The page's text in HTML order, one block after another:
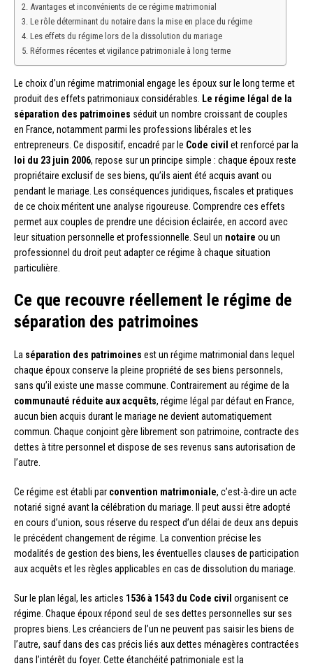
Avantages et inconvénients de ce régime matrimonial
Le rôle déterminant du notaire dans la mise en place du régime
Les effets du régime lors de la dissolution du mariage
Réformes récentes et vigilance patrimoniale à long terme
Le choix d’un régime matrimonial engage les époux sur le long terme et
produit des effets patrimoniaux considérables. Le régime légal de la
séparation des patrimoines séduit un nombre croissant de couples
en France, notamment parmi les professions libérales et les
entrepreneurs. Ce dispositif, encadré par le Code civil et renforcé par la
loi du 23 juin 2006, repose sur un principe simple : chaque époux reste
propriétaire exclusif de ses biens, qu’ils aient été acquis avant ou
pendant le mariage. Les conséquences juridiques, fiscales et pratiques
de ce choix méritent une analyse rigoureuse. Comprendre ces effets
permet aux couples de prendre une décision éclairée, en accord avec
leur situation personnelle et professionnelle. Seul un notaire ou un
professionnel du droit peut adapter ce régime à chaque situation
particulière.
Ce que recouvre réellement le régime de
séparation des patrimoines
La séparation des patrimoines est un régime matrimonial dans lequel
chaque époux conserve la pleine propriété de ses biens personnels,
sans qu’il existe une masse commune. Contrairement au régime de la
communauté réduite aux acquêts, régime légal par défaut en France,
aucun bien acquis durant le mariage ne devient automatiquement
commun. Chaque conjoint gère librement son patrimoine, contracte des
dettes à titre personnel et dispose de ses revenus sans autorisation de
l’autre.
Ce régime est établi par convention matrimoniale, c’est-à-dire un acte
notarié signé avant la célébration du mariage. Il peut aussi être adopté
en cours d’union, sous réserve du respect d’un délai de deux ans depuis
le précédent changement de régime. La convention précise les
modalités de gestion des biens, les éventuelles clauses de participation
aux acquêts et les règles applicables en cas de dissolution du mariage.
Sur le plan légal, les articles 1536 à 1543 du Code civil organisent ce
régime. Chaque époux répond seul de ses dettes personnelles sur ses
propres biens. Les créanciers de l’un ne peuvent pas saisir les biens de
l’autre, sauf dans des cas précis liés aux dettes ménagères contractées
dans l’intérêt du foyer. Cette étanchéité patrimoniale est la